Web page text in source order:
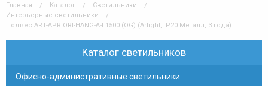
Главная Каталог
Светильники
Интерьерные светильники
Подвес ART-APRIORI-HANG-A-L1500 (OG) (Arlight, IP20 Металл, 3 года)
Каталог светильников
Офисно-административные светильники